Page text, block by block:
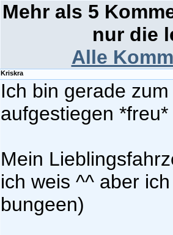
Mehr als 5
nur die
Alle
Kriskra
Ich bin gerade
aufgestiegen *freu*
Mein
ich weis ^^ aber
bungeen)